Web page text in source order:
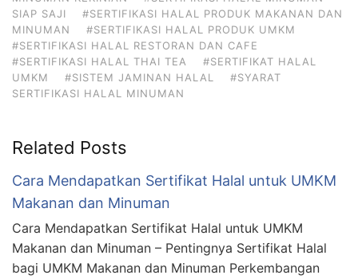
SIAP SAJI
#SERTIFIKASI HALAL PRODUK MAKANAN DAN
MINUMAN
#SERTIFIKASI HALAL PRODUK UMKM
#SERTIFIKASI HALAL RESTORAN DAN CAFE
#SERTIFIKASI HALAL THAI TEA
#SERTIFIKAT HALAL
UMKM
#SISTEM JAMINAN HALAL
#SYARAT
SERTIFIKASI HALAL MINUMAN
Related Posts
Cara Mendapatkan Sertifikat Halal untuk UMKM
Makanan dan Minuman
Cara Mendapatkan Sertifikat Halal untuk UMKM
Makanan dan Minuman – Pentingnya Sertifikat Halal
bagi UMKM Makanan dan Minuman Perkembangan